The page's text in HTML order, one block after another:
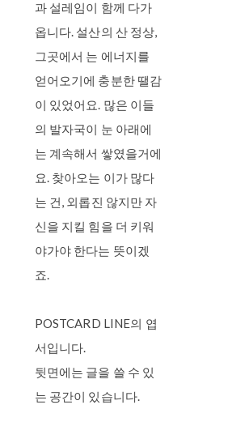
과 설레임이 함께 다가
옵니다. 설산의 산 정상,
그곳에서 는 에너지를
얻어오기에 충분한 땔감
이 있었어요. 많은 이들
의 발자국이 눈 아래에
는 계속해서 쌓였을거에
요. 찾아오는 이가 많다
는 건, 외롭진 않지만 자
신을 지킬 힘을 더 키워
야가야 한다는 뜻이겠
죠.
POSTCARD LINE의 엽
서입니다.
뒷면에는 글을 쓸 수 있
는 공간이 있습니다.